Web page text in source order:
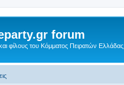
forum
φίλους του Κόμματος Πειρατών Ελλάδας.